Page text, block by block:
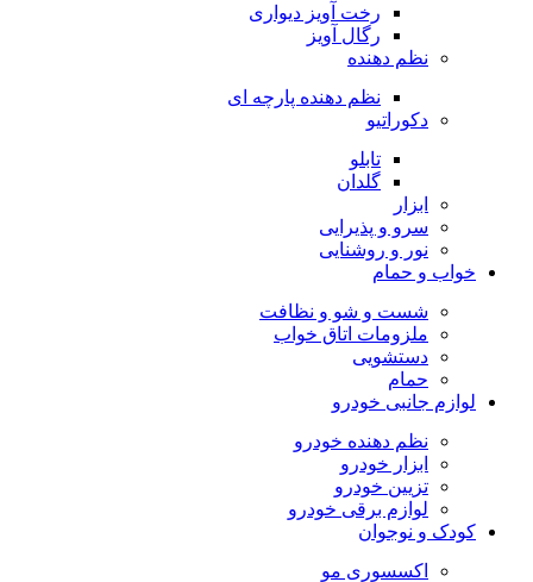
رخت آویز دیواری
رگال آویز
نظم دهنده
نظم دهنده پارچه ای
دکوراتیو
تابلو
گلدان
ابزار
سرو و پذیرایی
نور و روشنایی
خواب و حمام
شست و شو و نظافت
ملزومات اتاق خواب
دستشویی
حمام
لوازم جانبی خودرو
نظم دهنده خودرو
ابزار خودرو
تزیین خودرو
لوازم برقی خودرو
کودک و نوجوان
اکسسوری مو